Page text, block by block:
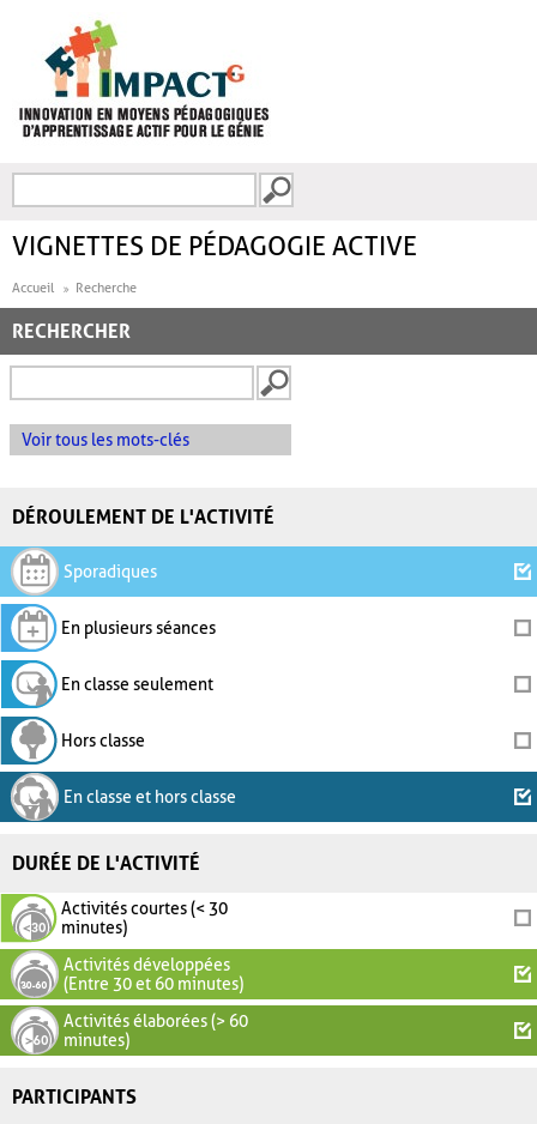
FORMULAIRE DE
VIGNETTES DE PÉDAGOGIE ACTIVE
Accueil Recherche
RECHERCHER
Voir tous les mots-clés
DÉROULEMENT DE L'ACTIVITÉ
Sporadiques
En plusieurs séances
En classe seulement
Hors classe
En classe et hors classe
DURÉE DE L'ACTIVITÉ
Activités courtes (< 30
minutes)
Activités développées
(Entre 30 et 60 minutes)
Activités élaborées (> 60
minutes)
PARTICIPANTS